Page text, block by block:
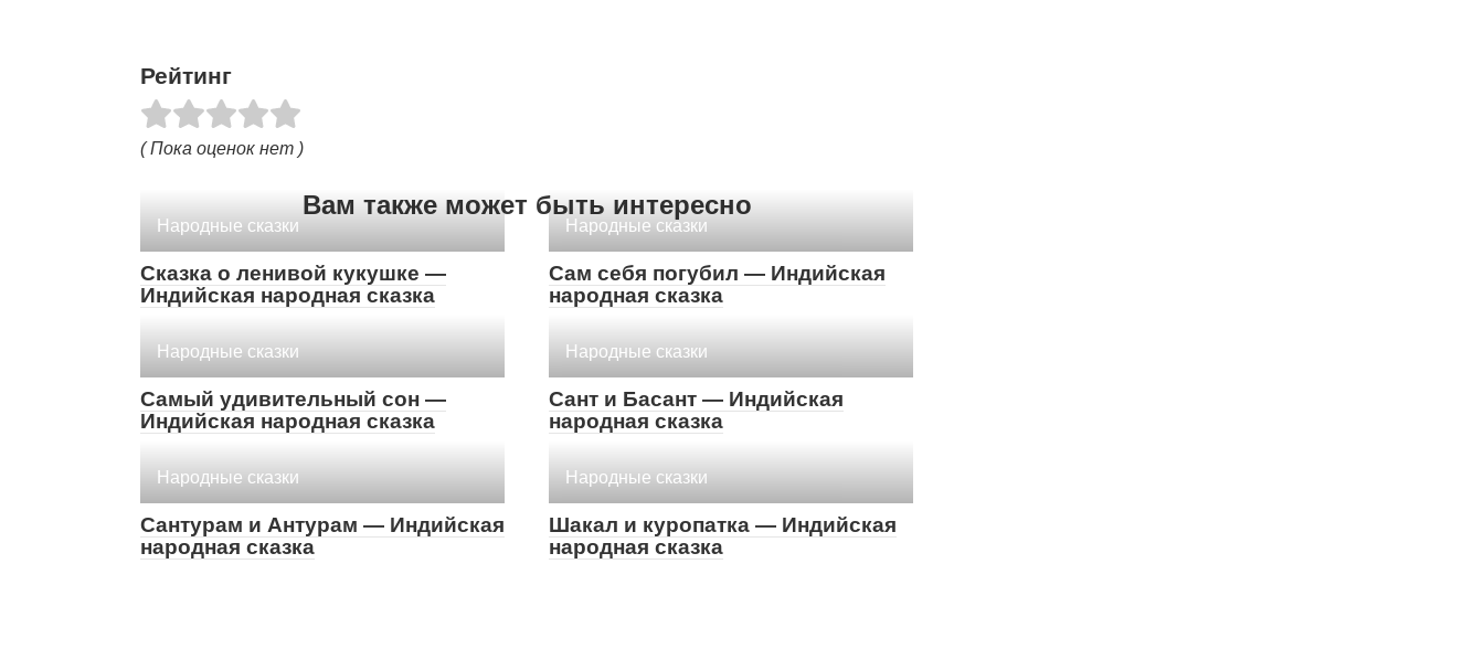
Рейтинг
( Пока оценок нет )
Вам также может быть интересно
Народные сказки
Сказка о ленивой кукушке —
Индийская народная сказка
Народные сказки
Сам себя погубил — Индийская
народная сказка
Народные сказки
Самый удивительный сон —
Индийская народная сказка
Народные сказки
Сант и Басант — Индийская
народная сказка
Народные сказки
Сантурам и Антурам — Индийская
народная сказка
Народные сказки
Шакал и куропатка — Индийская
народная сказка